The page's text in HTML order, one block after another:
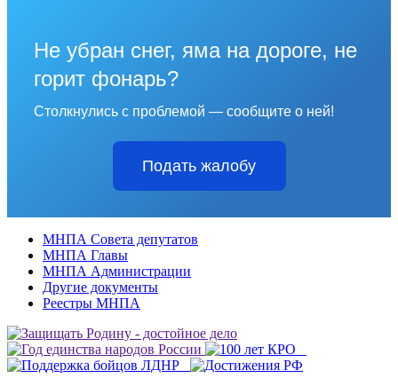
Не убран снег, яма на дороге, не
горит фонарь?
Столкнулись с проблемой — сообщите о ней!
Подать жалобу
МНПА Совета депутатов
МНПА Главы
МНПА Администрации
Другие документы
Реестры МНПА